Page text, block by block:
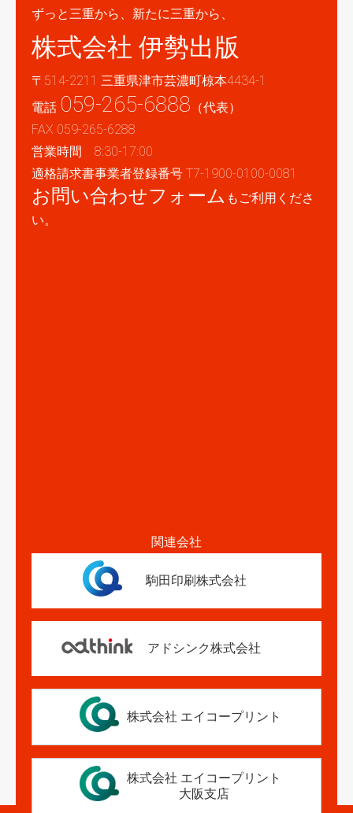
ずっと三重から、新たに三重から、
株式会社 伊勢出版
〒514-2211 三重県津市芸濃町椋本4434-1
電話 059-265-6888 （代表）
FAX 059-265-6288
営業時間 8:30-17:00
適格請求書事業者登録番号 T7-1900-0100-0081
お問い合わせフォーム もご利用くださ
い。
関連会社
駒田印刷株式会社
アドシンク株式会社
株式会社 エイコープリント
株式会社 エイコープリント
大阪支店